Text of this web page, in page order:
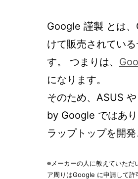
Google 謹製 とは
けて販売されてい
す。 つまりは、
になります。
そのため、ASUS
by Google ではあ
ラップトップを開
※メーカーの人に教えていた
ア周りはGoogle に申請して許